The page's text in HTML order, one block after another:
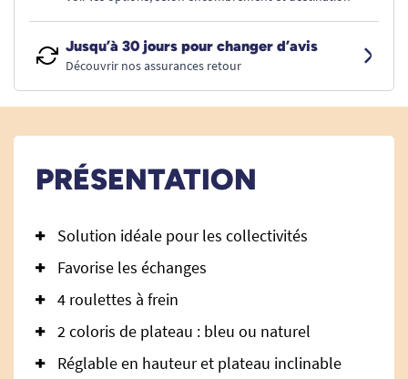
Jusqu’à 30 jours pour changer d’avis
Découvrir nos assurances retour
PRÉSENTATION
Solution idéale pour les collectivités
Favorise les échanges
4 roulettes à frein
2 coloris de plateau : bleu ou naturel
Réglable en hauteur et plateau inclinable